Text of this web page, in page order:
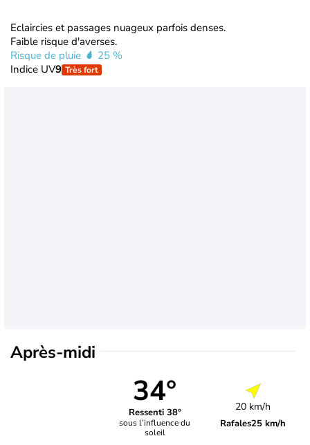
Eclaircies et passages nuageux parfois denses.
Faible risque d'averses.
Risque de pluie
25 %
Indice UV9 Très fort
Après-midi
34°
Ressenti 38°
sous l’influence du
soleil
20 km/h
Rafales25 km/h